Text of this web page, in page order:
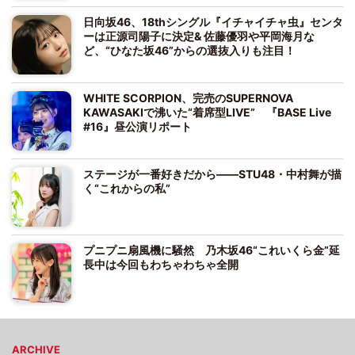
日向坂46、18thシングル『イチャイチャ虫』センタ
ーは正源司陽子に決定& 佐藤優羽や平岡海月な
ど、“ひなた坂46”からの選抜入りも注目！
WHITE SCORPION、完売のSUPERNOVA
KAWASAKIで沸いた“着席型LIVE” 『BASE Live
#16』昼公演リポート
ステージが一番好きだから――STU48・中村舞が描
く“これからの私”
プニプニ扇風機に騒然 乃木坂46“これいくら金”延
長中は今回もわちゃわちゃ全開
ARCHIVE